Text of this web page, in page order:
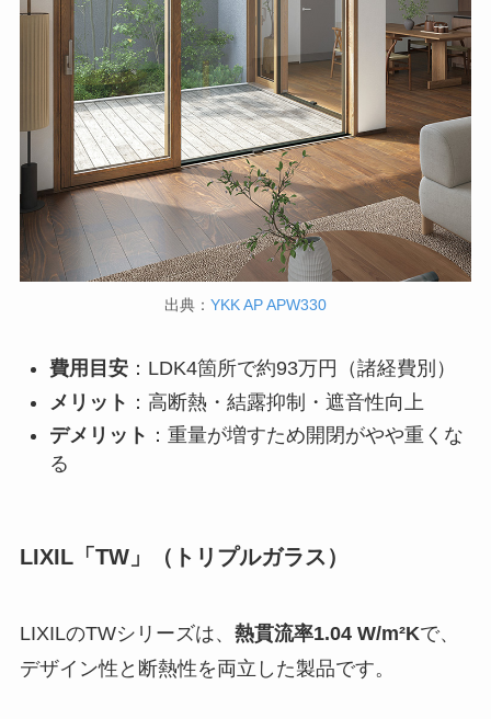
出典： YKK AP APW330
費用目安：LDK4箇所で約93万円（諸経費別）
メリット ：高断熱・結露抑制・遮音性向上
デメリット ：重量が増すため開閉がやや重くな
る
LIXIL「TW」（トリプルガラス）
LIXILのTWシリーズは、 熱貫流率1.04 W/m²Kで、
デザイン性と断熱性を両立した製品です。